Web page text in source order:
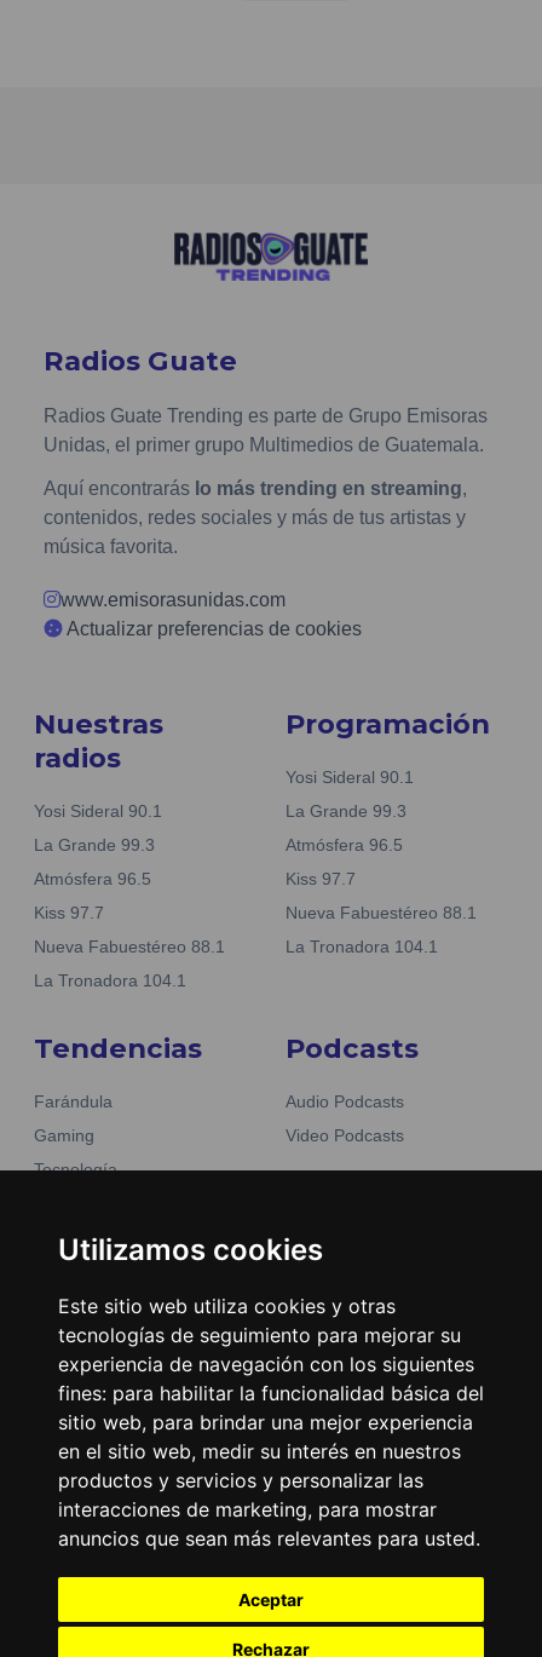
Utilizamos cookies
Este sitio web utiliza cookies y otras
tecnologías de seguimiento para mejorar su
experiencia de navegación con los siguientes
fines: para habilitar la funcionalidad básica del
sitio web, para brindar una mejor experiencia
en el sitio web, medir su interés en nuestros
productos y servicios y personalizar las
interacciones de marketing, para mostrar
anuncios que sean más relevantes para usted.
Aceptar
Rechazar
Radios Guate
Radios Guate Trending es parte de Grupo Emisoras
Unidas, el primer grupo Multimedios de Guatemala.
Aquí encontrarás lo más trending en streaming,
contenidos, redes sociales y más de tus artistas y
música favorita.
www.emisorasunidas.com
Actualizar preferencias de cookies
Nuestras
radios
Yosi Sideral 90.1
La Grande 99.3
Atmósfera 96.5
Kiss 97.7
Nueva Fabuestéreo 88.1
La Tronadora 104.1
Programación
Yosi Sideral 90.1
La Grande 99.3
Atmósfera 96.5
Kiss 97.7
Nueva Fabuestéreo 88.1
La Tronadora 104.1
Tendencias
Farándula
Gaming
Tecnología
Business
Podcasts
Audio Podcasts
Video Podcasts
Emisoras Unidas
Encuéntranos
Contacto
Términos y condiciones
Directorio